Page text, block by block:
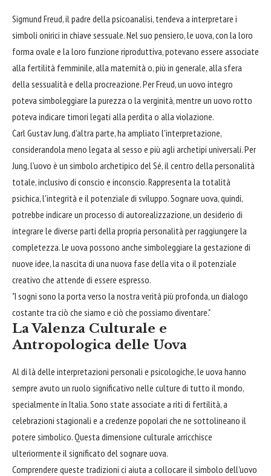
Sigmund Freud, il padre della psicoanalisi, tendeva a interpretare i
simboli onirici in chiave sessuale. Nel suo pensiero, le uova, con la loro
forma ovale e la loro funzione riproduttiva, potevano essere associate
alla fertilità femminile, alla maternità o, più in generale, alla sfera
della sessualità e della procreazione. Per Freud, un uovo integro
poteva simboleggiare la purezza o la verginità, mentre un uovo rotto
poteva indicare timori legati alla perdita o alla violazione.
Carl Gustav Jung, d'altra parte, ha ampliato l'interpretazione,
considerandola meno legata al sesso e più agli archetipi universali. Per
Jung, l'uovo è un simbolo archetipico del Sé, il centro della personalità
totale, inclusivo di conscio e inconscio. Rappresenta la totalità
psichica, l'integrità e il potenziale di sviluppo. Sognare uova, quindi,
potrebbe indicare un processo di autorealizzazione, un desiderio di
integrare le diverse parti della propria personalità per raggiungere la
completezza. Le uova possono anche simboleggiare la gestazione di
nuove idee, la nascita di una nuova fase della vita o il potenziale
creativo che attende di essere espresso.
"I sogni sono la porta verso la nostra verità più profonda, un dialogo
costante tra ciò che siamo e ciò che possiamo diventare."
La Valenza Culturale e
Antropologica delle Uova
Al di là delle interpretazioni personali e psicologiche, le uova hanno
sempre avuto un ruolo significativo nelle culture di tutto il mondo,
specialmente in Italia. Sono state associate a riti di fertilità, a
celebrazioni stagionali e a credenze popolari che ne sottolineano il
potere simbolico. Questa dimensione culturale arricchisce
ulteriormente il significato del sognare uova.
Comprendere queste tradizioni ci aiuta a collocare il simbolo dell'uovo